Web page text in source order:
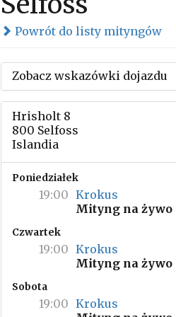
Powrót do listy mityngów
Zobacz wskazówki dojazdu
Hrisholt 8
800 Selfoss
Islandia
Poniedziałek
19:00 Krokus
Mityng na żywo
Czwartek
19:00 Krokus
Mityng na żywo
Sobota
19:00 Krokus